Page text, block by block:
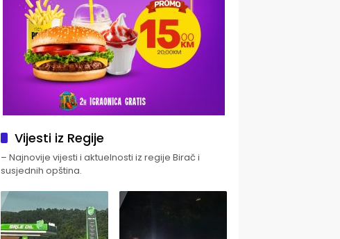
Vijesti iz Regije
– Najnovije vijesti i aktuelnosti iz regije Birač i
susjednih opština.